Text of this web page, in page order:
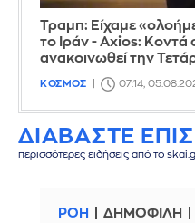
Τραμπ: Είχαμε
το Ιράν - Axios: Κοντά
ανακοινωθεί την
ΚΟΣΜΟΣ 07:14,
ΔΙΑΒΑΣΤΕ
περισσότερες ειδήσεις από το
ΡΟΗ ΔΗΜΟΦΙΛΗ